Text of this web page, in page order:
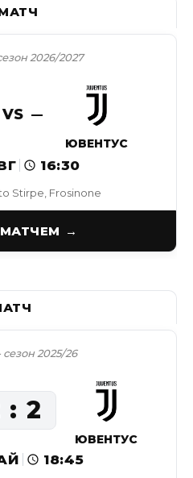
Stirpe, Frosinone
2026/2027
VS
ЮВЕНТУС
16:30
2025/26
18:45
2
ЮВЕНТУС